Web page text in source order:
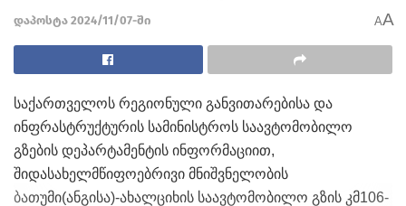
დაპოსტა 2024/11/07-ში AA
საქართველოს რეგიონული განვითარებისა და
ინფრასტრუქტურის სამინისტროს საავტომობილო
გზების დეპარტამენტის ინფორმაციით,
შიდასახელმწიფოებრივი მნიშვნელობის
ბათუმი(ანგისა)-ახალციხის საავტომობილო გზის კმ106-